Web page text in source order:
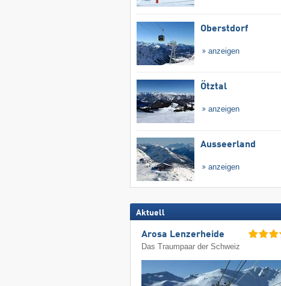
Oberstdorf
anzeigen
Ötztal
anzeigen
Ausseerland
anzeigen
Aktuell
Arosa Lenzerheide
Das Traumpaar der Schweiz